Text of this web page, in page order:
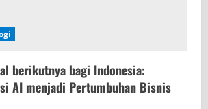
berikutnya bagi Indonesia:
AI menjadi Pertumbuhan Bisnis